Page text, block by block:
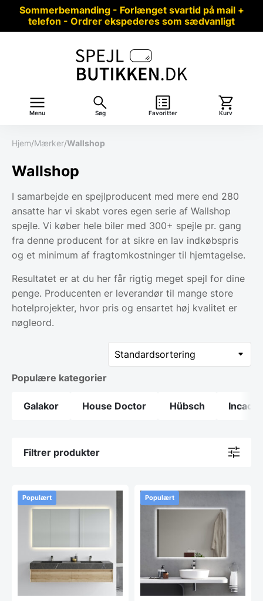
Sommerbemanding - Forlænget svartid på mail +
telefon - Ordrer ekspederes som sædvanligt
Menu Søg Favoritter Kurv
Hjem/Mærker/Wallshop
Wallshop
I samarbejde en spejlproducent med mere end 280
ansatte har vi skabt vores egen serie af Wallshop
spejle. Vi køber hele biler med 300+ spejle pr. gang
fra denne producent for at sikre en lav indkøbspris
og et minimum af fragtomkostninger til hjemtagelse.
Resultatet er at du her får rigtig meget spejl for dine
penge. Producenten er leverandør til mange store
hotelprojekter, hvor pris og ensartet høj kvalitet er
nøgleord.
Populære kategorier
Galakor House Doctor Hübsch Incado
Filtrer produkter
Populært Populært